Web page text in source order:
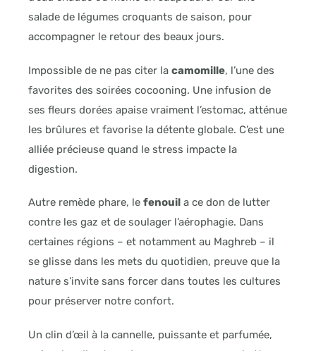
salade de légumes croquants de saison, pour
accompagner le retour des beaux jours.
Impossible de ne pas citer la camomille, l’une des
favorites des soirées cocooning. Une infusion de
ses fleurs dorées apaise vraiment l’estomac, atténue
les brûlures et favorise la détente globale. C’est une
alliée précieuse quand le stress impacte la
digestion.
Autre remède phare, le fenouil a ce don de lutter
contre les gaz et de soulager l’aérophagie. Dans
certaines régions – et notamment au Maghreb – il
se glisse dans les mets du quotidien, preuve que la
nature s’invite sans forcer dans toutes les cultures
pour préserver notre confort.
Un clin d’œil à la cannelle, puissante et parfumée,